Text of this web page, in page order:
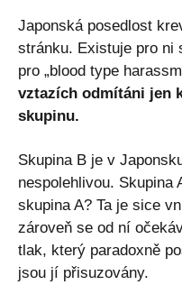
Japonská posedlost
stránku. Existuje pro ni
pro „blood type
vztazích odmítáni jen
skupinu.
Skupina B je v
nespolehlivou. Skupina
skupina A? Ta je sice
zároveň se od ní
tlak, který paradoxně
jsou jí přisuzovány.